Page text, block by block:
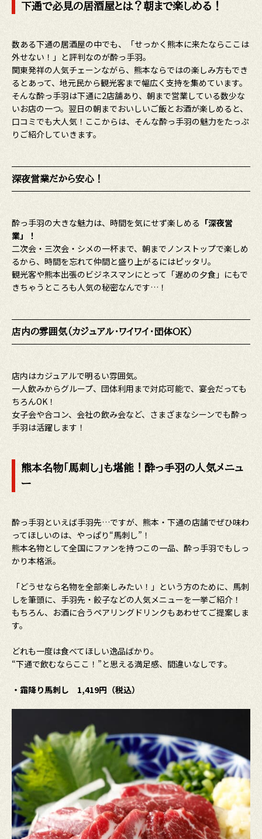
下通で必見の居酒屋とは？朝まで楽しめる！
数ある下通の居酒屋の中でも、「せっかく熊本に来たならここは
外せない！」と評判なのが酔っ手羽。
関東発祥の人気チェーンながら、熊本ならではの楽しみ方もでき
るとあって、地元民から観光客まで幅広く支持を集めています。
そんな酔っ手羽は下通に2店舗あり、朝まで営業している数少な
いお店の一つ。翌日の朝までおいしいご飯とお酒が楽しめると、
口コミでも大人気！ここからは、そんな酔っ手羽の魅力をたっぷ
りご紹介していきます。
深夜営業だから安心！
酔っ手羽の大きな魅力は、時間を気にせず楽しめる 「深夜営
業」！
二次会・三次会・シメの一杯まで、朝までノンストップで楽しめ
るから、時間を忘れて仲間と盛り上がるにはピッタリ。
観光客や熊本出張のビジネスマンにとって「遅めの夕食」にもで
きちゃうところも人気の秘密なんです…！
店内の雰囲気（カジュアル・ワイワイ・団体OK）
店内はカジュアルで明るい雰囲気。
一人飲みからグループ、団体利用まで対応可能で、宴会だっても
ちろんOK！
女子会や合コン、会社の飲み会など、さまざまなシーンでも酔っ
手羽は活躍します！
熊本名物「馬刺し」も堪能！酔っ手羽の人気メニュ
ー
酔っ手羽といえば手羽先…ですが、熊本・下通の店舗でぜひ味わ
ってほしいのは、やっぱり“馬刺し”！
熊本名物として全国にファンを持つこの一品、酔っ手羽でもしっ
かり本格派。
「どうせなら名物を全部楽しみたい！」という方のために、馬刺
しを筆頭に、手羽先・餃子などの人気メニューを一挙ご紹介！
もちろん、お酒に合うペアリングドリンクもあわせてご提案しま
す。
どれも一度は食べてほしい逸品ばかり。
“下通で飲むならここ！”と思える満足感、間違いなしです。
・霜降り馬刺し 1,419円（税込）